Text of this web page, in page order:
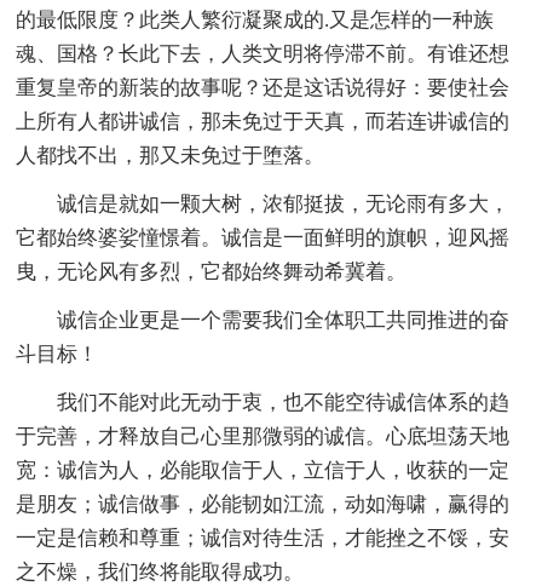
的最低限度？此类人繁衍凝聚成的.又是怎样的一种族
魂、国格？长此下去，人类文明将停滞不前。有谁还想
重复皇帝的新装的故事呢？还是这话说得好：要使社会
上所有人都讲诚信，那未免过于天真，而若连讲诚信的
人都找不出，那又未免过于堕落。
诚信是就如一颗大树，浓郁挺拔，无论雨有多大，
它都始终婆娑憧憬着。诚信是一面鲜明的旗帜，迎风摇
曳，无论风有多烈，它都始终舞动希冀着。
诚信企业更是一个需要我们全体职工共同推进的奋
斗目标！
我们不能对此无动于衷，也不能空待诚信体系的趋
于完善，才释放自己心里那微弱的诚信。心底坦荡天地
宽：诚信为人，必能取信于人，立信于人，收获的一定
是朋友；诚信做事，必能韧如江流，动如海啸，赢得的
一定是信赖和尊重；诚信对待生活，才能挫之不馁，安
之不燥，我们终将能取得成功。